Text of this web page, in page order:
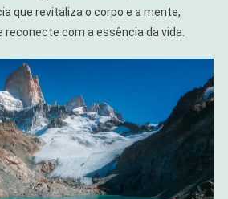
que revitaliza o corpo e a mente,
reconecte com a essência da vida.